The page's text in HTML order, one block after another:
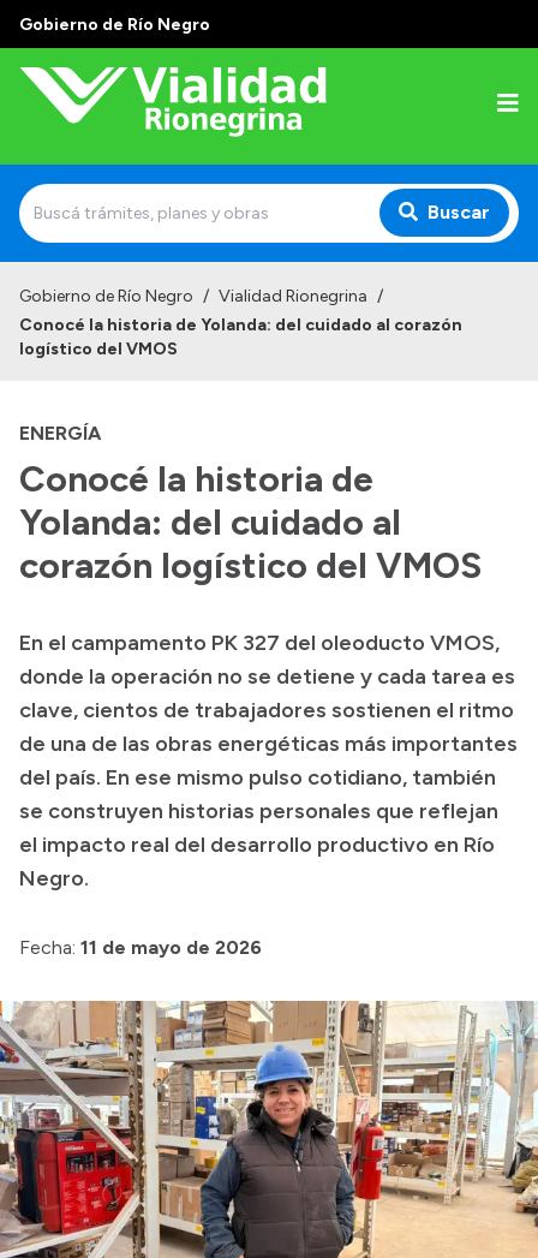
Gobierno de Río Negro
Buscar
Institucional
Autoridades
Delegaciones
Normativa
Historia Vial
Mi Vial
Recibos de sueldo
Correo oficial
Gobierno de Río Negro / Vialidad Rionegrina /
Conocé la historia de Yolanda: del cuidado al corazón
logístico del VMOS
ENERGÍA
Conocé la historia de
Yolanda: del cuidado al
corazón logístico del VMOS
En el campamento PK 327 del oleoducto VMOS,
donde la operación no se detiene y cada tarea es
clave, cientos de trabajadores sostienen el ritmo
de una de las obras energéticas más importantes
del país. En ese mismo pulso cotidiano, también
se construyen historias personales que reflejan
el impacto real del desarrollo productivo en Río
Negro.
Fecha: 11 de mayo de 2026